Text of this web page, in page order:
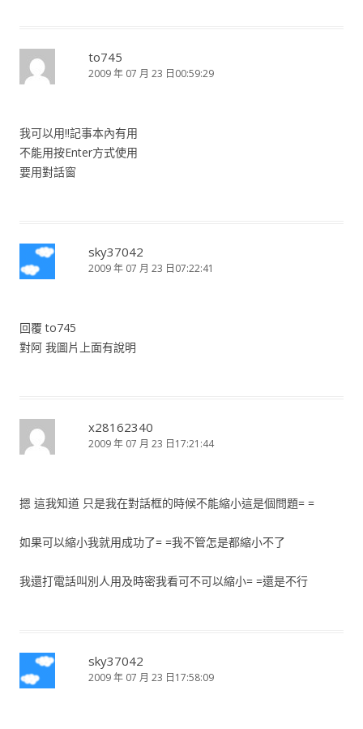
to745
2009 年 07 月 23 日00:59:29
我可以用!!記事本內有用
不能用按Enter方式使用
要用對話窗
sky37042
2009 年 07 月 23 日07:22:41
回覆 to745
對阿 我圖片上面有說明
x28162340
2009 年 07 月 23 日17:21:44
摁 這我知道 只是我在對話框的時候不能縮小這是個問題= =
如果可以縮小我就用成功了= =我不管怎是都縮小不了
我還打電話叫別人用及時密我看可不可以縮小= =還是不行
sky37042
2009 年 07 月 23 日17:58:09